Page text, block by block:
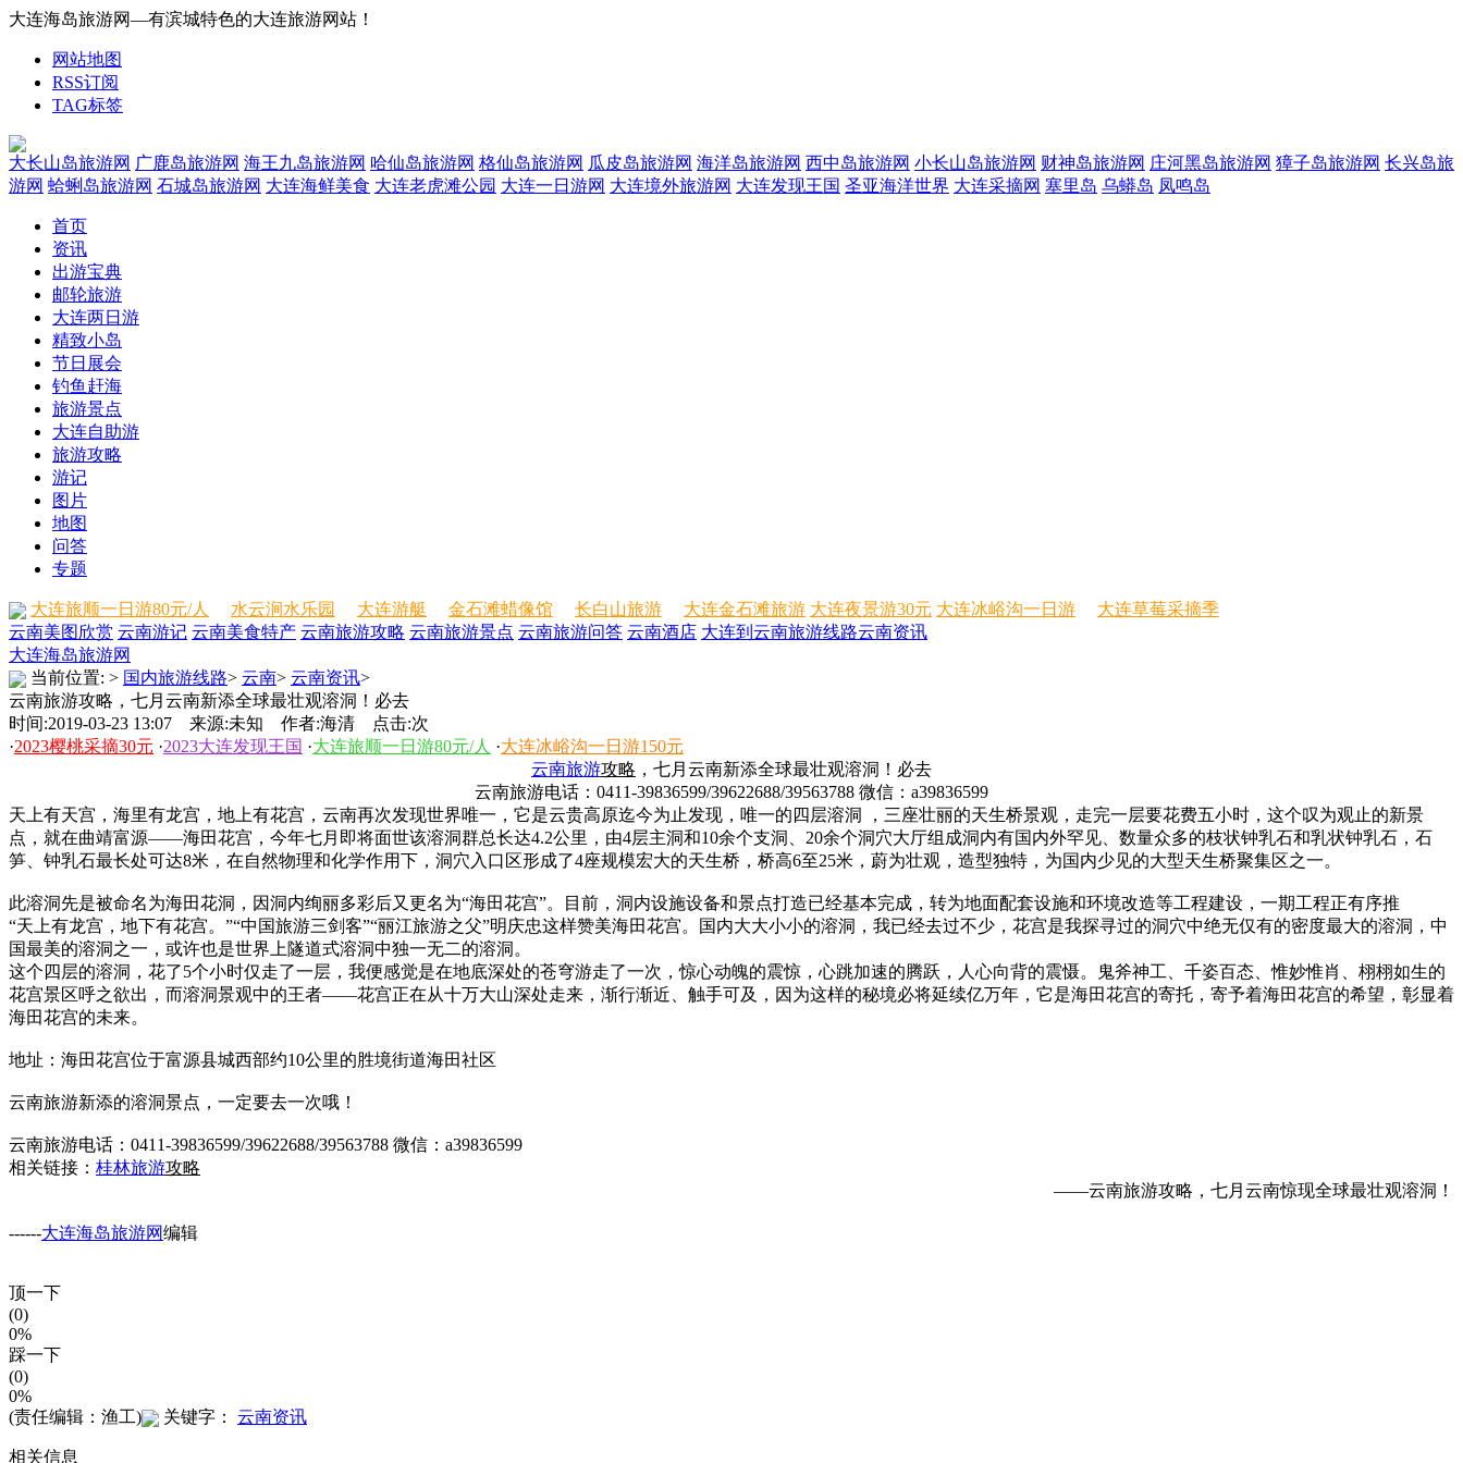
大连海岛旅游网—有滨城特色的大连旅游网站！
网站地图
RSS订阅
TAG标签
大长山岛旅游网 广鹿岛旅游网 海王九岛旅游网 哈仙岛旅游网 格仙岛旅游网 瓜皮岛旅游网 海洋岛旅游网 西中岛旅游网 小长山岛旅游网 财神岛旅游网 庄河黑岛旅游网 獐子岛旅游网 长兴岛旅
游网 蛤蜊岛旅游网 石城岛旅游网 大连海鲜美食 大连老虎滩公园 大连一日游网 大连境外旅游网 大连发现王国 圣亚海洋世界 大连采摘网 塞里岛 乌蟒岛 凤鸣岛
首页
资讯
出游宝典
邮轮旅游
大连两日游
精致小岛
节日展会
钓鱼赶海
旅游景点
大连自助游
旅游攻略
游记
图片
地图
问答
专题
大连旅顺一日游80元/人 水云涧水乐园 大连游艇 金石滩蜡像馆 长白山旅游 大连金石滩旅游 大连夜景游30元 大连冰峪沟一日游
大连草莓采摘季
云南美图欣赏 云南游记 云南美食特产 云南旅游攻略 云南旅游景点 云南旅游问答 云南酒店 大连到云南旅游线路云南资讯
大连海岛旅游网
当前位置: > 国内旅游线路> 云南> 云南资讯>
云南旅游攻略，七月云南新添全球最壮观溶洞！必去
时间:2019-03-23 13:07 来源:未知 作者:海清 点击:次
·2023樱桃采摘30元 ·2023大连发现王国 ·大连旅顺一日游80元/人 ·大连冰峪沟一日游150元
云南旅游攻略 ，七月云南新添全球最壮观溶洞！必去
云南旅游电话：0411-39836599/39622688/39563788 微信：a39836599
天上有天宫，海里有龙宫，地上有花宫，云南再次发现世界唯一，它是云贵高原迄今为止发现，唯一的四层溶洞 ，三座壮丽的天生桥景观，走完一层要花费五小时，这个叹为观止的新景
点，就在曲靖富源——海田花宫，今年七月即将面世该溶洞群总长达4.2公里，由4层主洞和10余个支洞、20余个洞穴大厅组成洞内有国内外罕见、数量众多的枝状钟乳石和乳状钟乳石，石
笋、钟乳石最长处可达8米，在自然物理和化学作用下，洞穴入口区形成了4座规模宏大的天生桥，桥高6至25米，蔚为壮观，造型独特，为国内少见的大型天生桥聚集区之一。
此溶洞先是被命名为海田花洞，因洞内绚丽多彩后又更名为“海田花宫”。目前，洞内设施设备和景点打造已经基本完成，转为地面配套设施和环境改造等工程建设，一期工程正有序推
“天上有龙宫，地下有花宫。”“中国旅游三剑客”“丽江旅游之父”明庆忠这样赞美海田花宫。国内大大小小的溶洞，我已经去过不少，花宫是我探寻过的洞穴中绝无仅有的密度最大的溶洞，中
国最美的溶洞之一，或许也是世界上隧道式溶洞中独一无二的溶洞。
这个四层的溶洞，花了5个小时仅走了一层，我便感觉是在地底深处的苍穹游走了一次，惊心动魄的震惊，心跳加速的腾跃，人心向背的震慑。鬼斧神工、千姿百态、惟妙惟肖、栩栩如生的
花宫景区呼之欲出，而溶洞景观中的王者——花宫正在从十万大山深处走来，渐行渐近、触手可及，因为这样的秘境必将延续亿万年，它是海田花宫的寄托，寄予着海田花宫的希望，彰显着
海田花宫的未来。
地址：海田花宫位于富源县城西部约10公里的胜境街道海田社区
云南旅游新添的溶洞景点，一定要去一次哦！
云南旅游电话：0411-39836599/39622688/39563788 微信：a39836599
相关链接： 桂林旅游攻略
——云南旅游攻略，七月云南惊现全球最壮观溶洞！
------大连海岛旅游网编辑
顶一下
(0)
0%
踩一下
(0)
0%
(责任编辑：渔工)
关键字： 云南资讯
相关信息